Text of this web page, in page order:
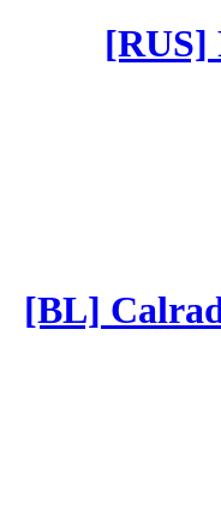
[RUS]
[BL]